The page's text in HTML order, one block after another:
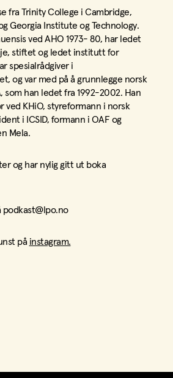
fra Trinity College i Cambridge,
Georgia Institute og Technology.
ved AHO 1973- 80, har ledet
stiftet og ledet institutt for
spesialrådgiver i
og var med på å grunnlegge norsk
som han ledet fra 1992-2002. Han
ved KHiO, styreformann i norsk
i ICSID, formann i OAF og
Mela.
og har nylig gitt ut boka
podkast@lpo.no
på instagram.